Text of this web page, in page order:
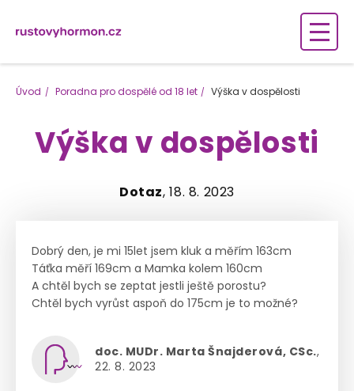
Úvod Poradna pro dospělé od 18 let Výška v dospělosti
Výška v dospělosti
Dotaz, 18. 8. 2023
Dobrý den, je mi 15let jsem kluk a měřím 163cm
Táťka měří 169cm a Mamka kolem 160cm
A chtěl bych se zeptat jestli ještě porostu?
Chtěl bych vyrůst aspoň do 175cm je to možné?
doc. MUDr. Marta Šnajderová, CSc.,
22. 8. 2023